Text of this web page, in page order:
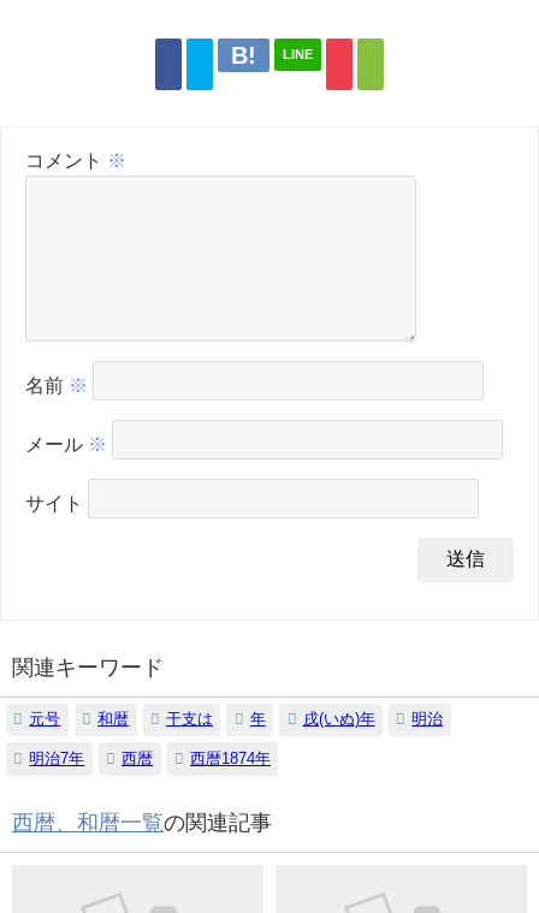
LINE
コメント ※
名前 ※
メール ※
サイト
関連キーワード
元号 和暦 干支は 年 戌(いぬ)年 明治
明治7年 西暦 西暦1874年
西暦、和暦一覧の関連記事